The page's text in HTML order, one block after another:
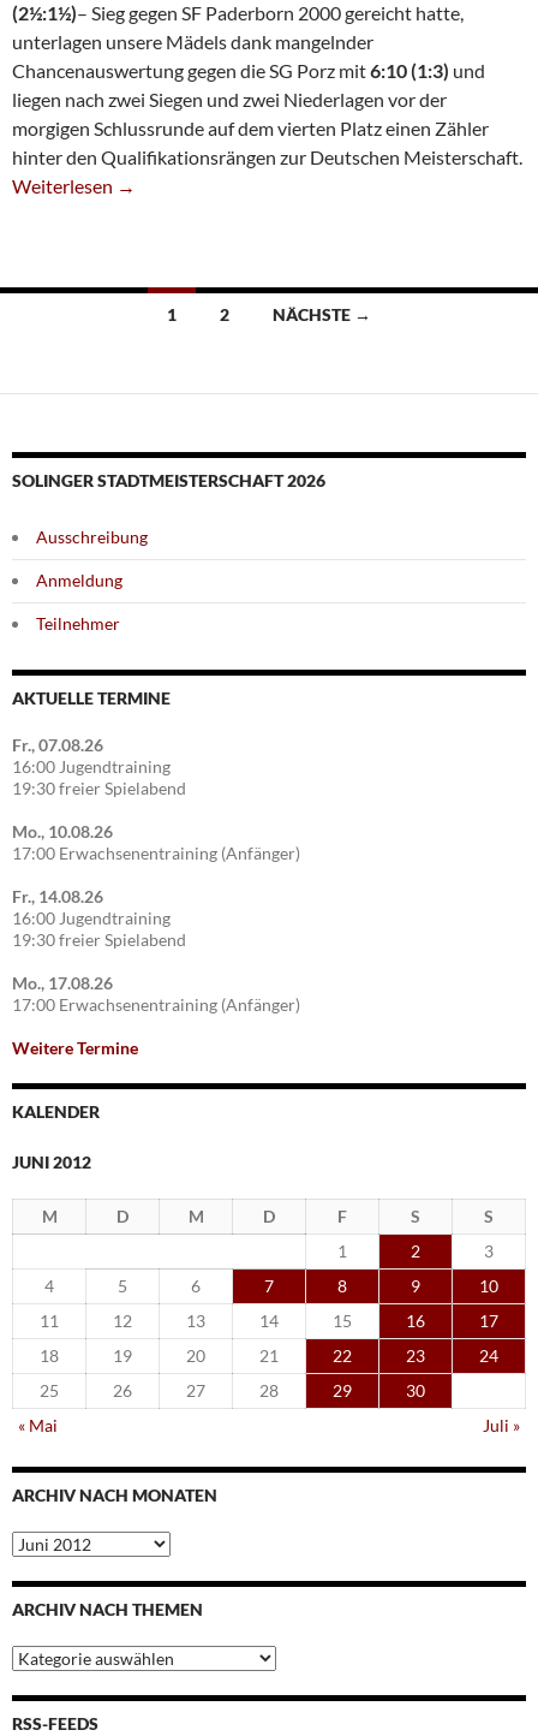
(2½:1½)– Sieg gegen SF Paderborn 2000 gereicht hatte,
unterlagen unsere Mädels dank mangelnder
Chancenauswertung gegen die SG Porz mit6:10 (1:3) und
liegen nach zwei Siegen und zwei Niederlagen vor der
morgigen Schlussrunde auf dem vierten Platz einen Zähler
hinter den Qualifikationsrängen zur Deutschen Meisterschaft.
U14w Vor Schlussrunde Auf Platz 4
Weiterlesen →
Beitragsnavigation
1 2 NÄCHSTE →
SOLINGER STADTMEISTERSCHAFT 2026
Ausschreibung
Anmeldung
Teilnehmer
AKTUELLE TERMINE
Fr., 07.08.26
16:00 Jugendtraining
19:30 freier Spielabend
Mo., 10.08.26
17:00 Erwachsenentraining (Anfänger)
Fr., 14.08.26
16:00 Jugendtraining
19:30 freier Spielabend
Mo., 17.08.26
17:00 Erwachsenentraining (Anfänger)
Weitere Termine
KALENDER
JUNI 2012
M D M D F S
S
1
2
3
4
5 6 7 8 9
10
11
12 13 14 15 16
17
18
19 20 21 22 23
24
25
26 27 28 29
30
« Mai
Juli »
ARCHIV NACH MONATEN
Archiv
nach
Monaten
ARCHIV NACH THEMEN
Archiv
nach
Themen
RSS-FEEDS